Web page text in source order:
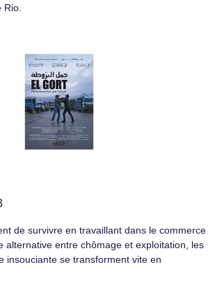
de survivre en travaillant dans le commerce
alternative entre chômage et exploitation, les
insouciante se transforment vite en